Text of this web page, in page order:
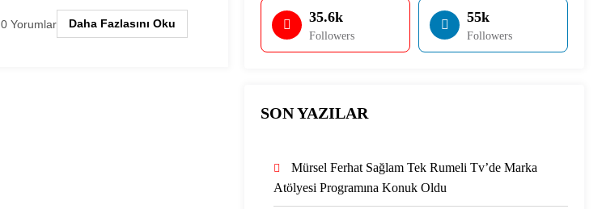
0 Yorumlar Daha Fazlasını Oku 35.6k
Followers
55k
Followers
SON YAZILAR
Mürsel Ferhat Sağlam Tek Rumeli Tv’de Marka
Atölyesi Programına Konuk Oldu